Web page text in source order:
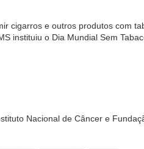
cigarros e outros produtos com
instituiu o Dia Mundial Sem
Nacional de Câncer e